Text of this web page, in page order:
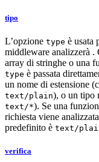
tipo
L’opzione type è usata
middleware analizzerà .
array di stringhe o una
type è passata
un nome di estensione
text/plain), o un tipo
text/*). Se una
richiesta viene
predefinito è text/
verifica